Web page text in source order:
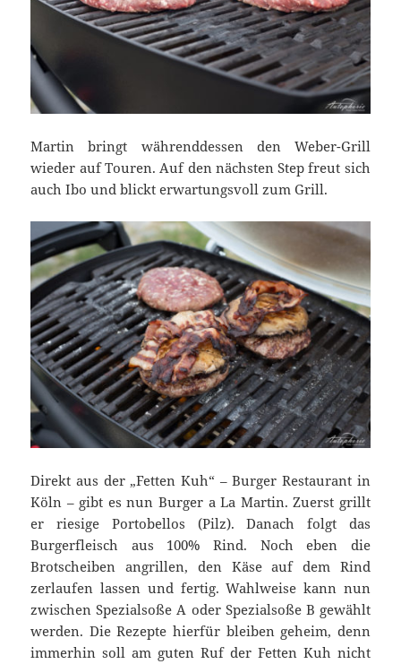
Martin bringt währenddessen den Weber-Grill
wieder auf Touren. Auf den nächsten Step freut sich
auch Ibo und blickt erwartungsvoll zum Grill.
Direkt aus der „Fetten Kuh“ – Burger Restaurant in
Köln – gibt es nun Burger a La Martin. Zuerst grillt
er riesige Portobellos (Pilz). Danach folgt das
Burgerfleisch aus 100% Rind. Noch eben die
Brotscheiben angrillen, den Käse auf dem Rind
zerlaufen lassen und fertig. Wahlweise kann nun
zwischen Spezialsoße A oder Spezialsoße B gewählt
werden. Die Rezepte hierfür bleiben geheim, denn
immerhin soll am guten Ruf der Fetten Kuh nicht